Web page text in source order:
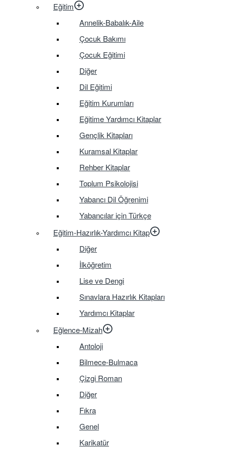
Eğitim
Annelik-Babalık-Aile
Çocuk Bakımı
Çocuk Eğitimi
Diğer
Dil Eğitimi
Eğitim Kurumları
Eğitime Yardımcı Kitaplar
Gençlik Kitapları
Kuramsal Kitaplar
Rehber Kitaplar
Toplum Psikolojisi
Yabancı Dil Öğrenimi
Yabancılar için Türkçe
Eğitim-Hazırlık-Yardımcı Kitap
Diğer
İlköğretim
Lise ve Dengi
Sınavlara Hazırlık Kitapları
Yardımcı Kitaplar
Eğlence-Mizah
Antoloji
Bilmece-Bulmaca
Çizgi Roman
Diğer
Fıkra
Genel
Karikatür